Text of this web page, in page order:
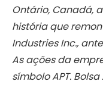
Ontário, Canadá,
história que
Industries Inc.,
As ações da
símbolo APT.